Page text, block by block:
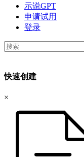
示说GPT
申请试用
登录
快速创建
×